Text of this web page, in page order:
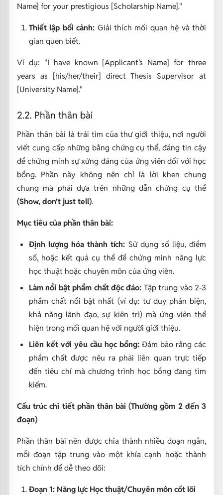
Name] for your prestigious [Scholarship Name]."
Thiết lập bối cảnh: Giải thích mối quan hệ và thời
gian quen biết.
Ví dụ: "I have known [Applicant’s Name] for three
years as [his/her/their] direct Thesis Supervisor at
[University Name]."
2.2. Phần thân bài
Phần thân bài là trái tim của thư giới thiệu, nơi người
viết cung cấp những bằng chứng cụ thể, đáng tin cậy
để chứng minh sự xứng đáng của ứng viên đối với học
bổng. Phần này không nên chỉ là lời khen chung
chung mà phải dựa trên những dẫn chứng cụ thể
(Show, don’t just tell).
Mục tiêu của phần thân bài:
Định lượng hóa thành tích: Sử dụng số liệu, điểm
số, hoặc kết quả cụ thể để chứng minh năng lực
học thuật hoặc chuyên môn của ứng viên.
Làm nổi bật phẩm chất độc đáo: Tập trung vào 2-3
phẩm chất nổi bật nhất (ví dụ: tư duy phản biện,
khả năng lãnh đạo, sự kiên trì) mà ứng viên thể
hiện trong mối quan hệ với người giới thiệu.
Liên kết với yêu cầu học bổng: Đảm bảo rằng các
phẩm chất được nêu ra phải liên quan trực tiếp
đến tiêu chí mà chương trình học bổng đang tìm
kiếm.
Cấu trúc chi tiết phần thân bài (Thường gồm 2 đến 3
đoạn)
Phần thân bài nên được chia thành nhiều đoạn ngắn,
mỗi đoạn tập trung vào một khía cạnh hoặc thành
tích chính để dễ theo dõi:
Đoạn 1: Năng lực Học thuật/Chuyên môn cốt lõi